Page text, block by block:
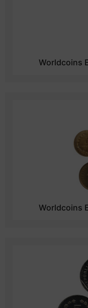
Worldcoins
Worldcoins